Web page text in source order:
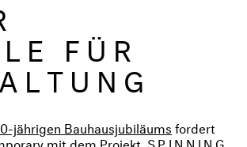
FÜR
jährigen Bauhausjubiläums fordert
mit dem Projekt SPINNING